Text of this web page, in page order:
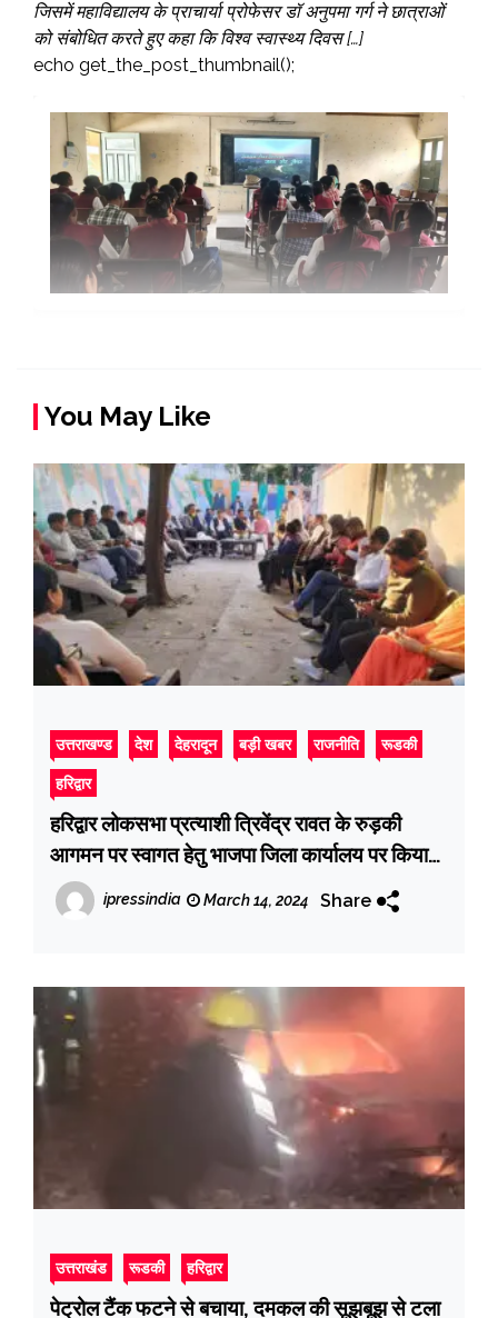
जिसमें महाविद्यालय के प्राचार्या प्रोफेसर डॉ अनुपमा गर्ग ने छात्राओं
को संबोधित करते हुए कहा कि विश्व स्वास्थ्य दिवस […]
echo get_the_post_thumbnail();
You May Like
उत्तराखण्ड देश देहरादून बड़ी खबर राजनीति रूडकी
हरिद्वार
हरिद्वार लोकसभा प्रत्याशी त्रिवेंद्र रावत के रुड़की
आगमन पर स्वागत हेतु भाजपा जिला कार्यालय पर किया
गया बैठक का आयोजन
ipressindia March 14, 2024 Share
उत्तराखंड रूडकी हरिद्वार
पेट्रोल टैंक फटने से बचाया, दमकल की सूझबूझ से टला